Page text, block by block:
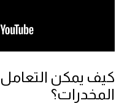
كيف يمكن
المخدرات؟